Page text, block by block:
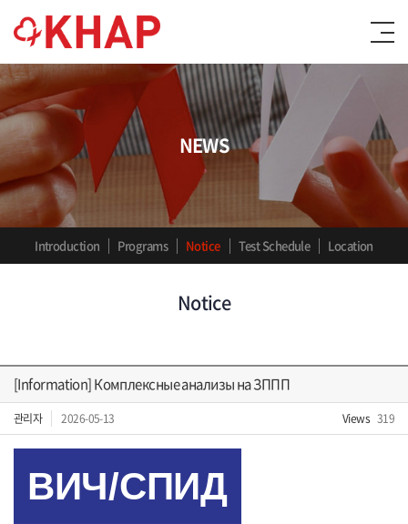
NEWS
Introduction Programs Notice Test Schedule Location
Notice
[Information] Комплексные анализы на ЗППП
관리자 2026-05-13 Views 319
ВИЧ/СПИД